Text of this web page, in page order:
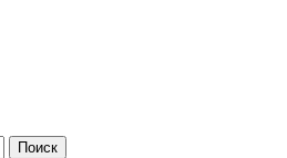
Поиск